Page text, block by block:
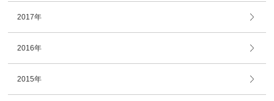
2017年
2016年
2015年